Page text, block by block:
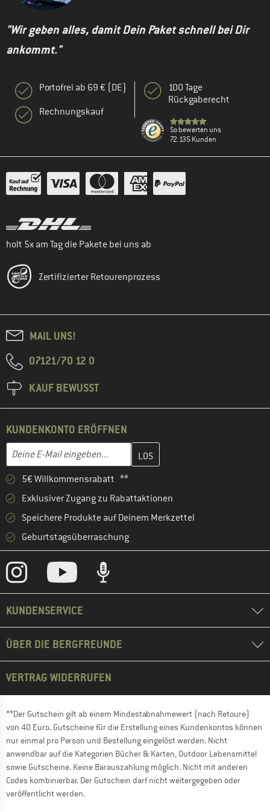
"Wir geben alles, damit Dein Paket schnell bei Dir
ankommt."
Portofrei ab 69 € (DE)
Rechnungskauf
100 Tage
Rückgaberecht
So bewerten uns
72.135 Kunden
holt 5x am Tag die Pakete bei uns ab
Zertifizierter Retourenprozess
MAIL UNS!
07121/70 12 0
KAUF BEWUSST
KUNDENKONTO ERÖFFNEN
E-Mail-Adresse
Gib hier deine E-Mail-Adresse ein und erstelle im nächsten
5€ Willkommensrabatt **
Exklusiver Zugang zu Rabattaktionen
Speichere Produkte auf Deinem Merkzettel
Geburtstagsüberraschung
KUNDENSERVICE
ÜBER DIE BERGFREUNDE
VERTRAG WIDERRUFEN
**Der Gutschein gilt ab einem Mindestabnahmewert (nach Retoure)
von 40 Euro. Gutscheine für die Erstellung eines Kundenkontos können
nur einmal pro Person und Bestellung eingelöst werden. Nicht
anwendbar auf die Kategorien Bücher & Karten, Outdoor Lebensmittel
sowie Gutscheine. Keine Barauszahlung möglich. Nicht mit anderen
Codes kombinierbar. Der Gutschein darf nicht weitergegeben oder
veröffentlicht werden.